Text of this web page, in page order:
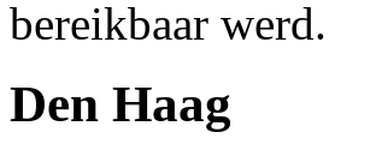
bereikbaar werd.
Den Haag